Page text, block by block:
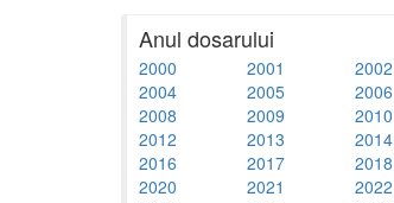
Anul dosarului
2000 2001 2002
2004
2005 2006
2008
2009 2010
2012
2013 2014
2016
2017 2018
2020
2021 2022